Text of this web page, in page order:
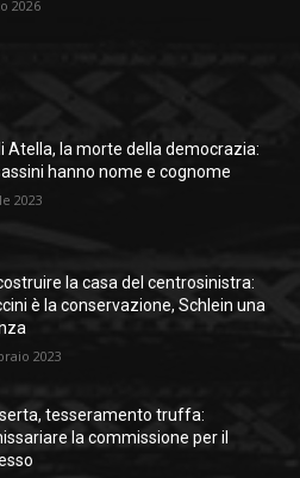
2026
Atella, la morte della democrazia:
hanno nome e cognome
2023
la casa del centrosinistra:
è la conservazione, Schlein una
2023
tesseramento truffa:
la commissione per il